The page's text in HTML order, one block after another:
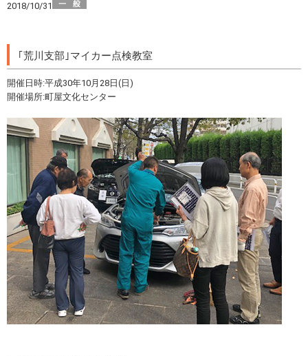
2018/10/31
｢荒川支部｣マイカー点検教室
開催日時:平成30年10月28日(日)
開催場所:町屋文化センター